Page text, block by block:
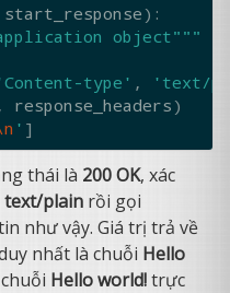
start_response ):
object"""
type' ,
'text/
, response_headers )
' ]
thái là 200 OK, xác
text/plain rồi gọi
như vậy. Giá trị trả về
nhất là chuỗi Hello
Hello world!trực